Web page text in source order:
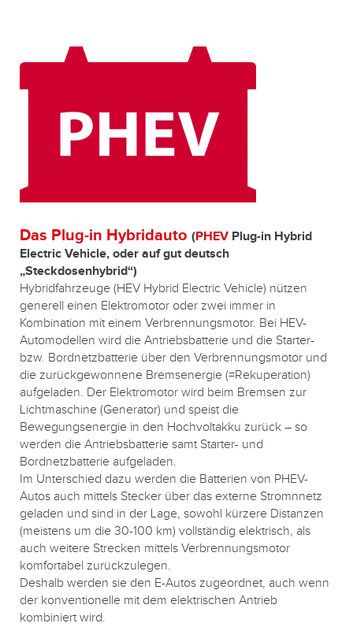
Das Plug-in Hybridauto (PHEV Plug-in Hybrid
Electric Vehicle, oder auf gut deutsch
„Steckdosenhybrid“)
Hybridfahrzeuge (HEV Hybrid Electric Vehicle) nützen
generell einen Elektromotor oder zwei immer in
Kombination mit einem Verbrennungsmotor. Bei HEV-
Automodellen wird die Antriebsbatterie und die Starter-
bzw. Bordnetzbatterie über den Verbrennungsmotor und
die zurückgewonnene Bremsenergie (=Rekuperation)
aufgeladen. Der Elektromotor wird beim Bremsen zur
Lichtmaschine (Generator) und speist die
Bewegungsenergie in den Hochvoltakku zurück – so
werden die Antriebsbatterie samt Starter- und
Bordnetzbatterie aufgeladen.
Im Unterschied dazu werden die Batterien von PHEV-
Autos auch mittels Stecker über das externe Stromnnetz
geladen und sind in der Lage, sowohl kürzere Distanzen
(meistens um die 30-100 km) vollständig elektrisch, als
auch weitere Strecken mittels Verbrennungsmotor
komfortabel zurückzulegen.
Deshalb werden sie den E-Autos zugeordnet, auch wenn
der konventionelle mit dem elektrischen Antrieb
kombiniert wird.